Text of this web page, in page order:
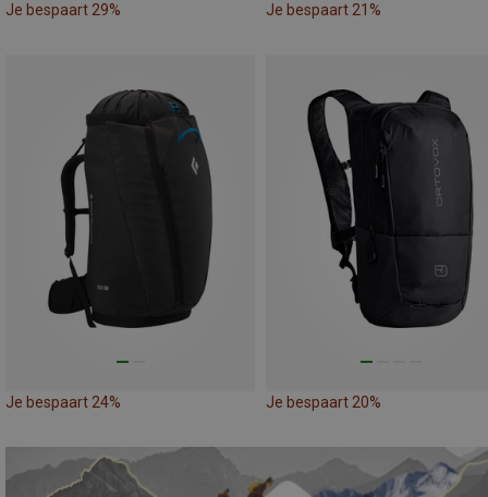
Je bespaart 29% Je bespaart 21%
Je bespaart 24% Je bespaart 20%